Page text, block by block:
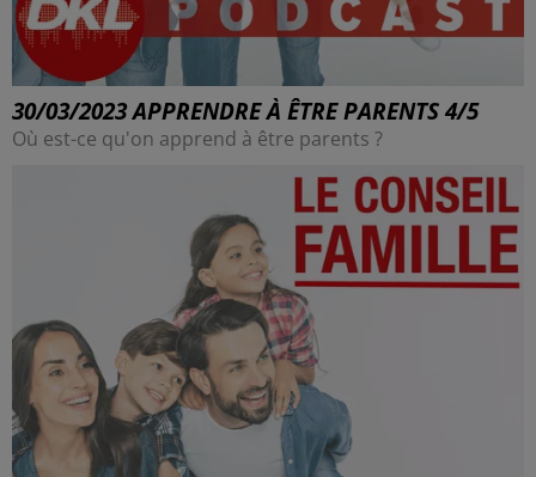
30/03/2023 APPRENDRE À ÊTRE PARENTS 4/5
Où est-ce qu'on apprend à être parents ?